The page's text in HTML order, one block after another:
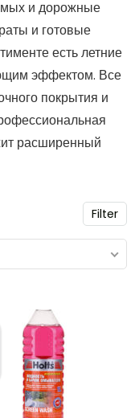
и дорожные
и готовые
есть летние
эффектом. Все
покрытия и
расширенный
Filter